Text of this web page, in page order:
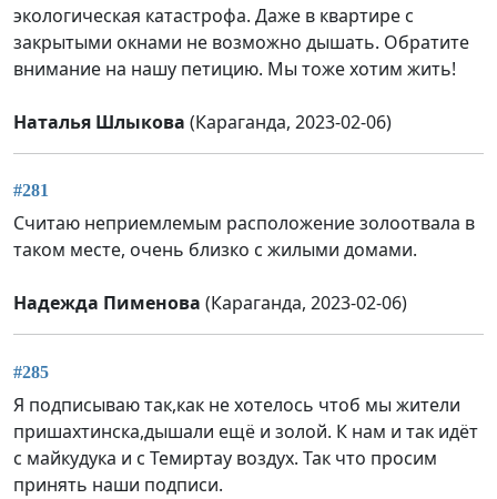
экологическая катастрофа. Даже в квартире с
закрытыми окнами не возможно дышать. Обратите
внимание на нашу петицию. Мы тоже хотим жить!
Наталья Шлыкова (Караганда, 2023-02-06)
#281
Считаю неприемлемым расположение золоотвала в
таком месте, очень близко с жилыми домами.
Надежда Пименова (Караганда, 2023-02-06)
#285
Я подписываю так,как не хотелось чтоб мы жители
пришахтинска,дышали ещё и золой. К нам и так идёт
с майкудука и с Темиртау воздух. Так что просим
принять наши подписи.